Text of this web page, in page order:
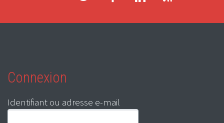
Connexion
Identifiant ou adresse e-mail